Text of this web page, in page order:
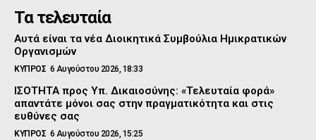
Τα τελευταία
Αυτά είναι τα νέα Διοικητικά Συμβούλια Ημικρατικών
Οργανισμών
ΚΥΠΡΟΣ 6 Αυγούστου 2026, 18:33
ΙΣΟΤΗΤΑ προς Υπ. Δικαιοσύνης: «Τελευταία φορά»
απαντάτε μόνοι σας στην πραγματικότητα και στις
ευθύνες σας
ΚΥΠΡΟΣ 6 Αυγούστου 2026, 15:25